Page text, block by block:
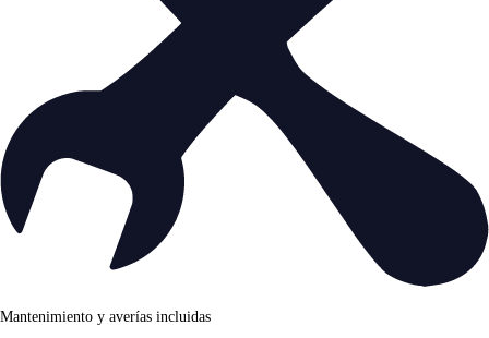
Mantenimiento y averías incluidas